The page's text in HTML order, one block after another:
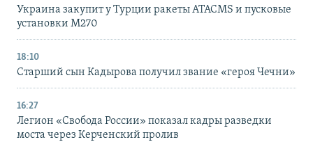
Украина закупит у Турции ракеты ATACMS и пусковые
установки M270
18:10
Старший сын Кадырова получил звание «героя Чечни»
16:27
Легион «Свобода России» показал кадры разведки
моста через Керченский пролив